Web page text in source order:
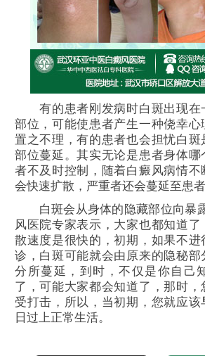
有的患者刚发病时白斑出现在
部位，可能使患者产生一种侥幸心
置之不理，有的患者也会担忧白斑
部位蔓延。其实无论是患者身体哪
者不及时控制，随着白癜风病情
会快速扩散，严重者还会蔓延至患者
白斑会从身体的隐藏部位向暴
风医院专家表示，大家也都知道
散速度是很快的，初期，如果不
诊，白斑可能就会由原来的隐秘部
分所蔓延，到时，不仅是你自己
了，可能大家都会知道了，那时，
受打击，所以，当初期，您就应
日过上正常生活。